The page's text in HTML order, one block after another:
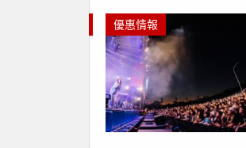
優惠情報